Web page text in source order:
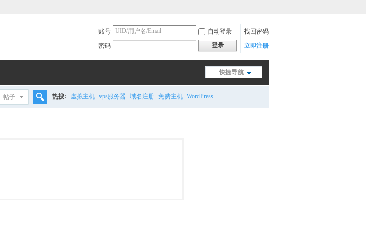
账号 自动登录
找回密码
密码
登录 立即注册
快捷导航
帖子 热搜: 虚拟主机 vps服务器 域名注册 免费主机 WordPress